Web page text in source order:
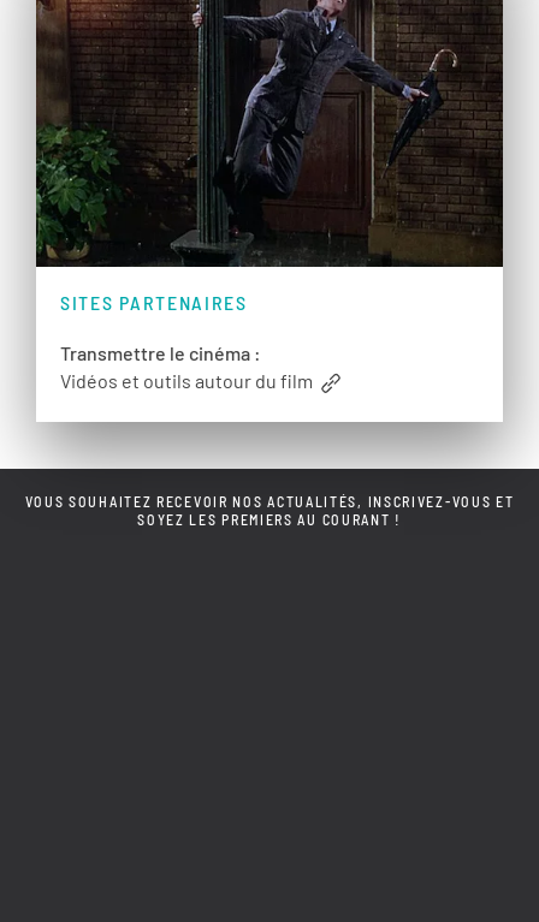
SITES PARTENAIRES
Transmettre le cinéma :
Vidéos et outils autour du film
VOUS SOUHAITEZ RECEVOIR NOS ACTUALITÉS, INSCRIVEZ-VOUS ET
SOYEZ LES PREMIERS AU COURANT !